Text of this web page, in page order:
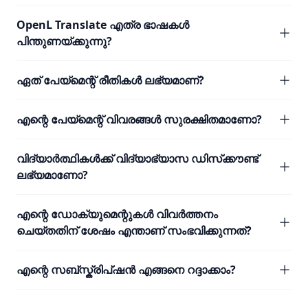
OpenL Translate എത്ര ഭാഷകൾ
പിന്തുണയ്ക്കുന്നു?
ഏത് പേയ്മെന്റ് രീതികൾ ലഭ്യമാണ്?
എന്റെ പേയ്മെന്റ് വിവരങ്ങൾ സുരക്ഷിതമാണോ?
വിദ്യാർത്ഥികൾക്ക് വിദ്യാഭ്യാസ ഡിസ്‌ക്കൗണ്ട്
ലഭ്യമാണോ?
എന്റെ ഡോക്യുമെന്റുകൾ വിവർത്തനം
ചെയ്തതിന് ശേഷം എന്താണ് സംഭവിക്കുന്നത്?
എന്റെ സബ്സ്ക്രിപ്ഷൻ എങ്ങനെ റദ്ദാക്കാം?